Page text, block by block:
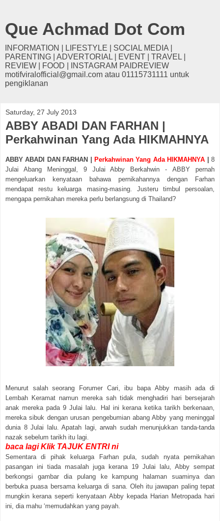
Que Achmad Dot Com
INFORMATION | LIFESTYLE | SOCIAL MEDIA |
PARENTING | ADVERTORIAL | EVENT | TRAVEL |
REVIEW | FOOD | INSTAGRAM PAIDREVIEW
motifviralofficial@gmail.com atau 01115731111 untuk
pengiklanan
Saturday, 27 July 2013
ABBY ABADI DAN FARHAN |
Perkahwinan Yang Ada HIKMAHNYA
ABBY ABADI DAN FARHAN | Perkahwinan Yang Ada HIKMAHNYA |8
Julai Abang Meninggal, 9 Julai Abby Berkahwin - ABBY pernah
mengeluarkan kenyataan bahawa pernikahannya dengan Farhan
mendapat restu keluarga masing-masing. Justeru timbul persoalan,
mengapa pernikahan mereka perlu berlangsung di Thailand?
Menurut salah seorang Forumer Cari, ibu bapa Abby masih ada di
Lembah Keramat namun mereka sah tidak menghadiri hari bersejarah
anak mereka pada 9 Julai lalu. Hal ini kerana ketika tarikh berkenaan,
mereka sibuk dengan urusan pengebumian abang Abby yang meninggal
dunia 8 Julai lalu. Apatah lagi, arwah sudah menunjukkan tanda-tanda
nazak sebelum tarikh itu lagi.
baca lagi Klik TAJUK ENTRI ni
Sementara di pihak keluarga Farhan pula, sudah nyata pernikahan
pasangan ini tiada masalah juga kerana 19 Julai lalu, Abby sempat
berkongsi gambar dia pulang ke kampung halaman suaminya dan
berbuka puasa bersama keluarga di sana. Oleh itu jawapan paling tepat
mungkin kerana seperti kenyataan Abby kepada Harian Metropada hari
ini, dia mahu ‘memudahkan yang payah.